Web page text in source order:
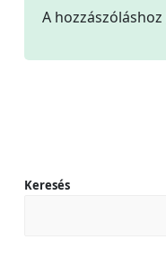
A hozzászóláshoz
Keresés